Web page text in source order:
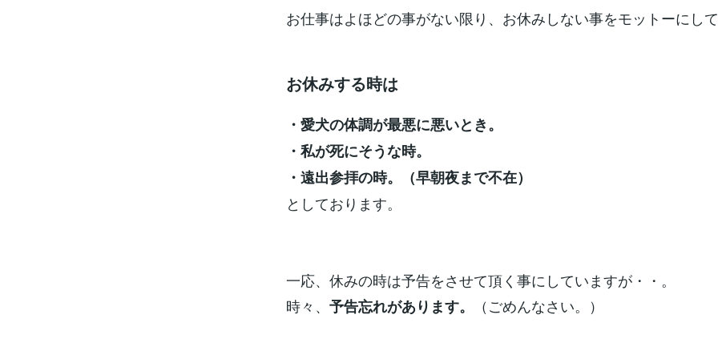
お仕事はよほどの事がない限り、お休みしない事をモットーにして
お休みする時は
・愛犬の体調が最悪に悪いとき。
・私が死にそうな時。
・遠出参拝の時。（早朝夜まで不在）
としております。
一応、休みの時は予告をさせて頂く事にしていますが・・。
時々、 予告忘れがあります。 （ごめんなさい。）